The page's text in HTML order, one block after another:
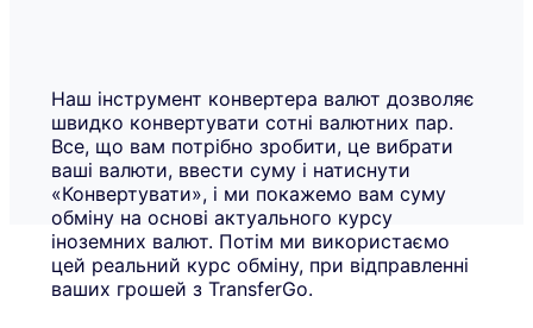
Наш інструмент конвертера валют дозволяє
швидко конвертувати сотні валютних пар.
Все, що вам потрібно зробити, це вибрати
ваші валюти, ввести суму і натиснути
«Конвертувати», і ми покажемо вам суму
обміну на основі актуального курсу
іноземних валют. Потім ми використаємо
цей реальний курс обміну, при відправленні
ваших грошей з TransferGo.